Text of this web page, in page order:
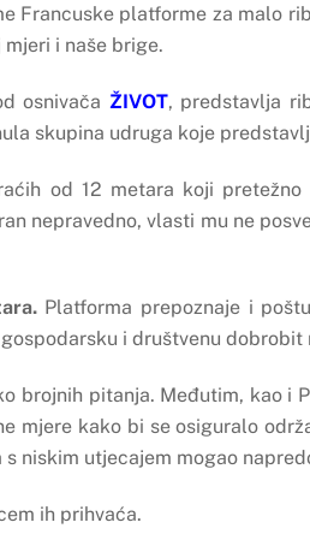
Francuske platforme za malo
i naše brige.
osnivača ŽIVOT, predstavlja
skupina udruga koje
od 12 metara koji
nepravedno, vlasti mu ne
Platforma prepoznaje i
i društvenu
brojnih pitanja. Međutim, kao i
mjere kako bi se osiguralo
niskim utjecajem mogao
ih prihvaća.